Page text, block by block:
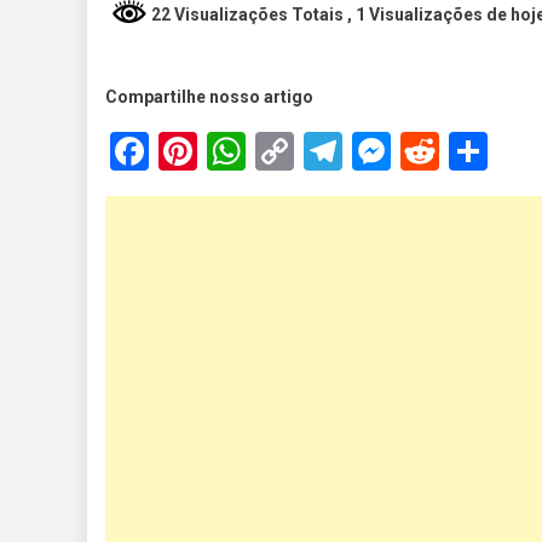
22 Visualizações Totais , 1 Visualizações de
Compartilhe nosso artigo
Facebook
Pinterest
WhatsApp
Copy
Link
TelegramReddit